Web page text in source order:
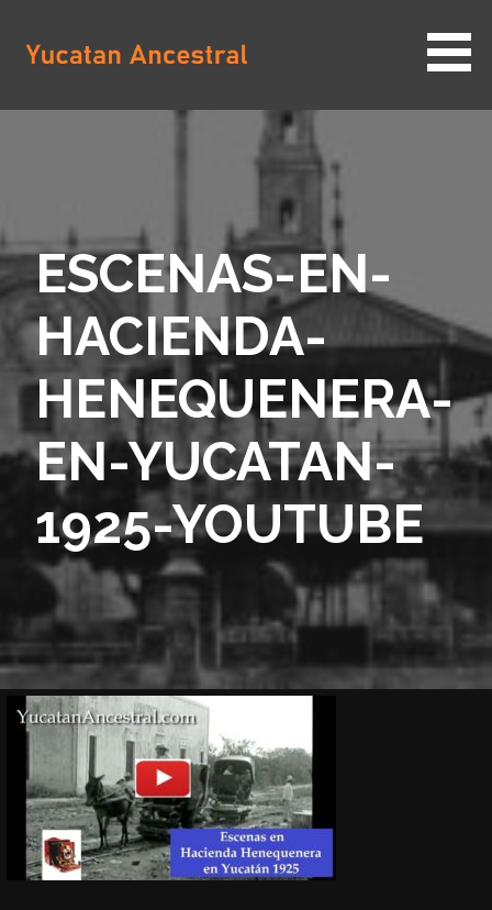
contenido
YUCATAN ANCESTRAL
ESCENAS-EN-
HACIENDA-
HENEQUENERA-
EN-YUCATAN-
1925-YOUTUBE